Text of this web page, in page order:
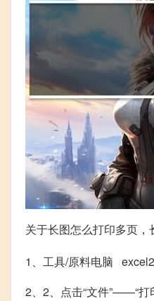
关于长图怎么打印多页
1、工具/原料电脑
2、2、点击“文件”——“打